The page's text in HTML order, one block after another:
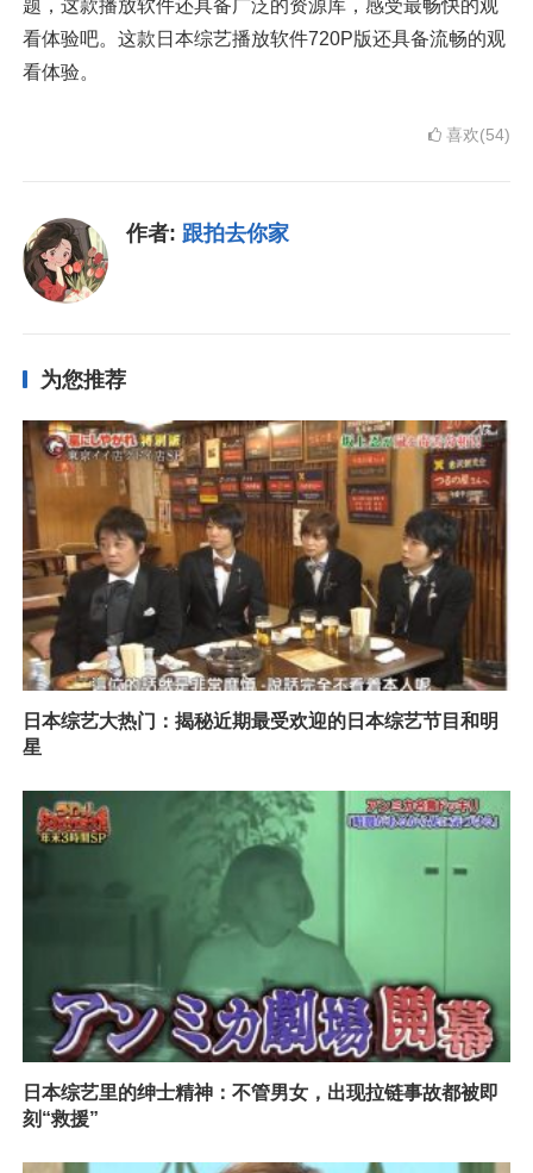
题，这款播放软件还具备广泛的资源库，感受最畅快的观
看体验吧。这款日本综艺播放软件720P版还具备流畅的观
看体验。
喜欢(54)
作者: 跟拍去你家
为您推荐
日本综艺大热门：揭秘近期最受欢迎的日本综艺节目和明
星
日本综艺里的绅士精神：不管男女，出现拉链事故都被即
刻“救援”